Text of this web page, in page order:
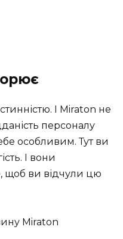
І Miraton не
персоналу
особливим. Тут ви
І вони
щоб ви відчули цю